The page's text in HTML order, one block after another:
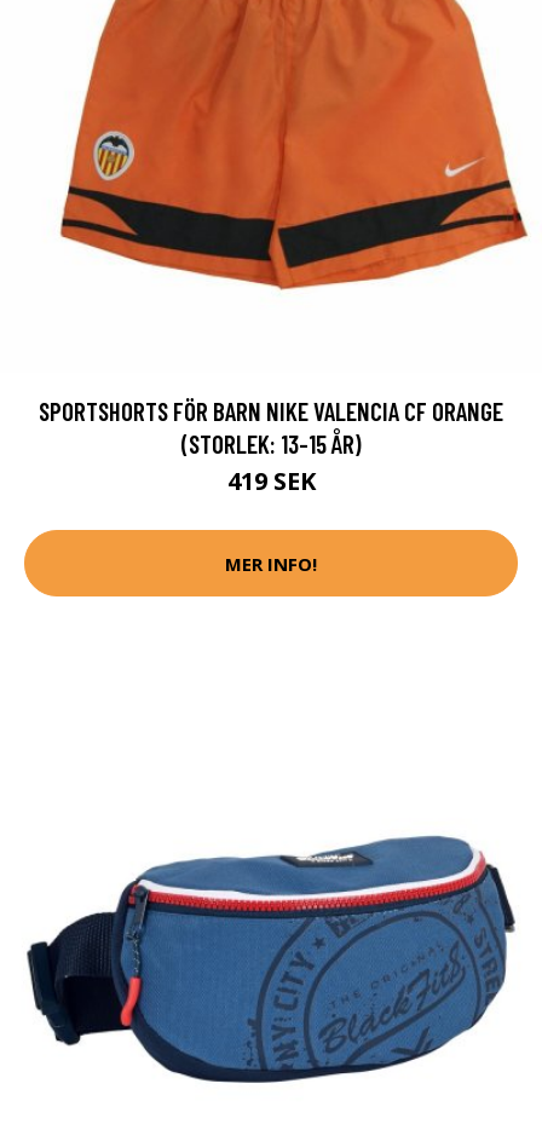
SPORTSHORTS FÖR BARN NIKE VALENCIA CF ORANGE
(STORLEK: 13-15 ÅR)
419 SEK
MER INFO!